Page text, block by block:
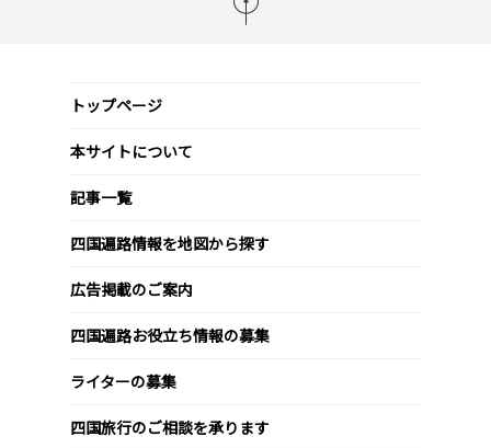
トップページ
本サイトについて
記事一覧
四国遍路情報を地図から探す
広告掲載のご案内
四国遍路お役立ち情報の募集
ライターの募集
四国旅行のご相談を承ります